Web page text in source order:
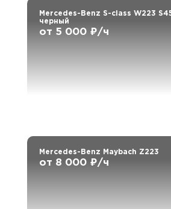
Mercedes-Benz S-class W223
черный
от 5 000 ₽/ч
Mercedes-Benz Maybach Z223
от 8 000 ₽/ч